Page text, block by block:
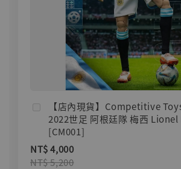
【店內現貨】Competitive
2022世足 阿根廷隊 梅西 Lionel
[CM001]
NT$ 4,000
NT$ 5,200